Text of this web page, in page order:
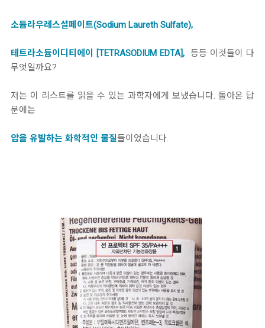
소듐라우레스설페이트(Sodium Laureth Sulfate),
테트라소듐이디티에이 [TETRASODIUM EDTA], 등등 이것들이 다
무엇일까요?
저는 이 리스트를 읽을 수 있는 과학자에게 보냈습니다. 돌아온 답
문에는
암을 유발하는 화학적인 물질들이었습니다.